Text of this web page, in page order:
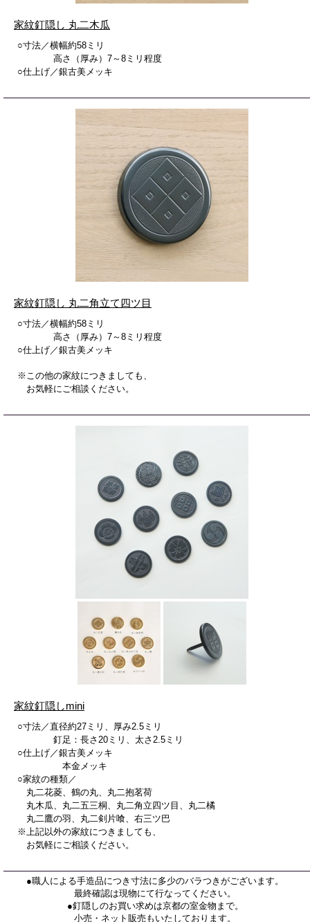
家紋釘隠し 丸二木瓜
○寸法／横幅約58ミリ
高さ（厚み）7～8ミリ程度
○仕上げ／銀古美メッキ
家紋釘隠し 丸二角立て四ツ目
○寸法／横幅約58ミリ
高さ（厚み）7～8ミリ程度
○仕上げ／銀古美メッキ
※この他の家紋につきましても、
お気軽にご相談ください。
家紋釘隠しmini
○寸法／直径約27ミリ、厚み2.5ミリ
釘足：長さ20ミリ、太さ2.5ミリ
○仕上げ／銀古美メッキ
本金メッキ
○家紋の種類／
丸二花菱、鶴の丸、丸二抱茗荷
丸木瓜、丸二五三桐、丸二角立四ツ目、丸二橘
丸二鷹の羽、丸二剣片喰、右三ツ巴
※上記以外の家紋につきましても、
お気軽にご相談ください。
●職人による手造品につき寸法に多少のバラつきがございます。
最終確認は現物にて行なってください。
●釘隠しのお買い求めは京都の室金物まで。
小売・ネット販売もいたしております。